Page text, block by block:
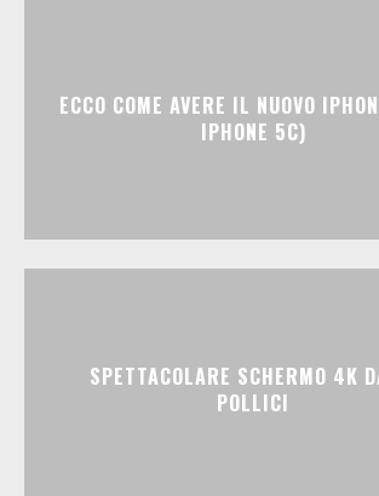
ECCO COME AVERE IL NUOVO
IPHONE 5C)
SPETTACOLARE SCHERMO 4K
POLLICI